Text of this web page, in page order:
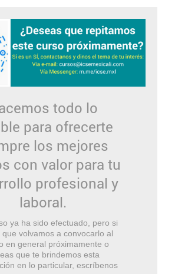
todo lo
para ofrecerte
los mejores
con valor para tu
profesional y
laboral.
ya ha sido efectuado, pero si
que volvamos a convocarlo al
en general próximamente o
que te brindemos esta
en lo particular, escríbenos